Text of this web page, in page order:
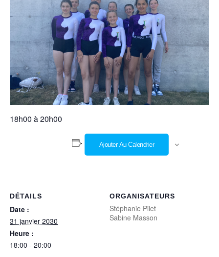
18h00 à 20h00
Ajouter Au Calendrier
DÉTAILS
Date :
31 janvier 2030
Heure :
18:00 - 20:00
ORGANISATEURS
Stéphanie Pilet
Sabine Masson